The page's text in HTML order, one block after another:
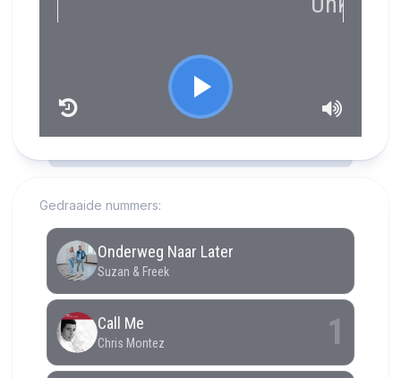
Gedraaide nummers: